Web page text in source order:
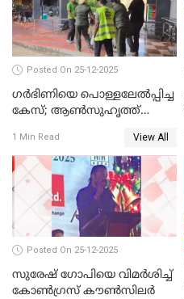
Posted On 25-12-2025
ഗര്‍ഭിണിയെ പൊള്ളലേല്‍പ്പിച്ച
കേസ്; ആണ്‍സുഹൃത്ത്
1 Min Read View All
Posted On 25-12-2025
സുരേഷ് ഗോപിയെ വിമര്‍ശിച്ച്
കോണ്‍ഗ്രസ് കൗണ്‍സിലര്‍